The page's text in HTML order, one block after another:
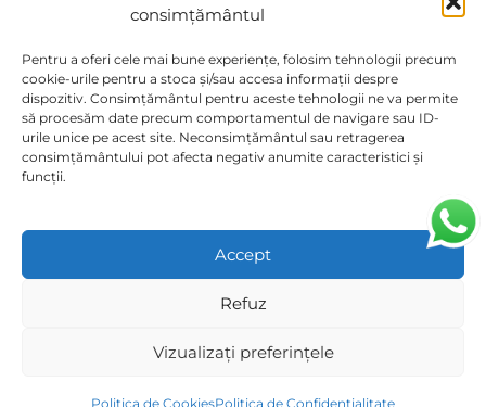
consimțământul
Pentru a oferi cele mai bune experiențe, folosim tehnologii precum
cookie-urile pentru a stoca și/sau accesa informații despre
dispozitiv. Consimțământul pentru aceste tehnologii ne va permite
să procesăm date precum comportamentul de navigare sau ID-
urile unice pe acest site. Neconsimțământul sau retragerea
consimțământului pot afecta negativ anumite caracteristici și
funcții.
Accept
Refuz
Vizualizați preferințele
Politica de CookiesPolitica de Confidențialitate
Telefon
0726 311 999
Adresă
×
OFERTE DE SEZON!
Descoperă produsele cu preț special.